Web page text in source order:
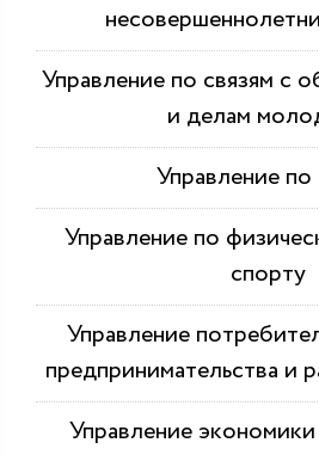
Управление по связям с
и делам
Управление по
Управление по
спорту
Управление
предпринимательства и
Управление